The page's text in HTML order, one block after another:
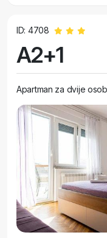
ID: 4708
A2+1
Apartman za dvije